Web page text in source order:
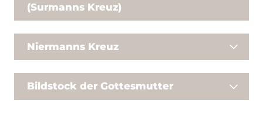
(Surmanns Kreuz)‎
Niermanns Kreuz
Bildstock der Gottesmutter‎